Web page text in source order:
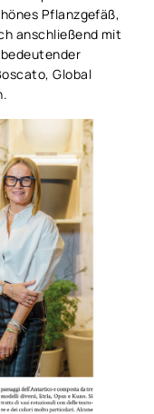
Pflanzgefäß,
anschließend mit
bedeutender
Global